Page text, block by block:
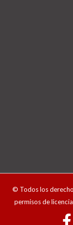
© Todos los
permisos de